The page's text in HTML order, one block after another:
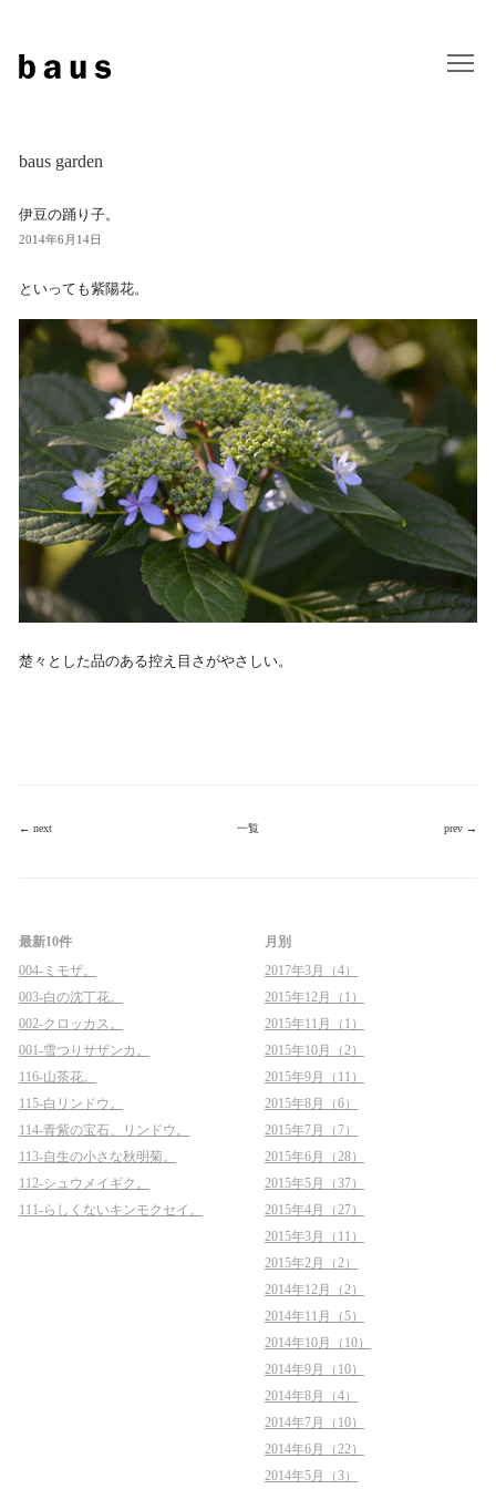
baus garden
伊豆の踊り子。
2014年6月14日
といっても紫陽花。
楚々とした品のある控え目さがやさしい。
← next 一覧 prev →
最新10件
004-ミモザ。
003-白の沈丁花。
002-クロッカス。
001-雪つりサザンカ。
116-山茶花。
115-白リンドウ。
114-青紫の宝石、リンドウ。
113-自生の小さな秋明菊。
112-シュウメイギク。
111-らしくないキンモクセイ。
月別
2017年3月（4）
2015年12月（1）
2015年11月（1）
2015年10月（2）
2015年9月（11）
2015年8月（6）
2015年7月（7）
2015年6月（28）
2015年5月（37）
2015年4月（27）
2015年3月（11）
2015年2月（2）
2014年12月（2）
2014年11月（5）
2014年10月（10）
2014年9月（10）
2014年8月（4）
2014年7月（10）
2014年6月（22）
2014年5月（3）